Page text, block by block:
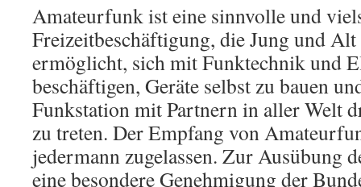
Amateurfunk ist eine sinnvolle und
Freizeitbeschäftigung, die Jung und
ermöglicht, sich mit Funktechnik und
beschäftigen, Geräte selbst zu bauen
Funkstation mit Partnern in aller Welt
zu treten. Der Empfang von
jedermann zugelassen. Zur Ausübung
eine besondere Genehmigung der